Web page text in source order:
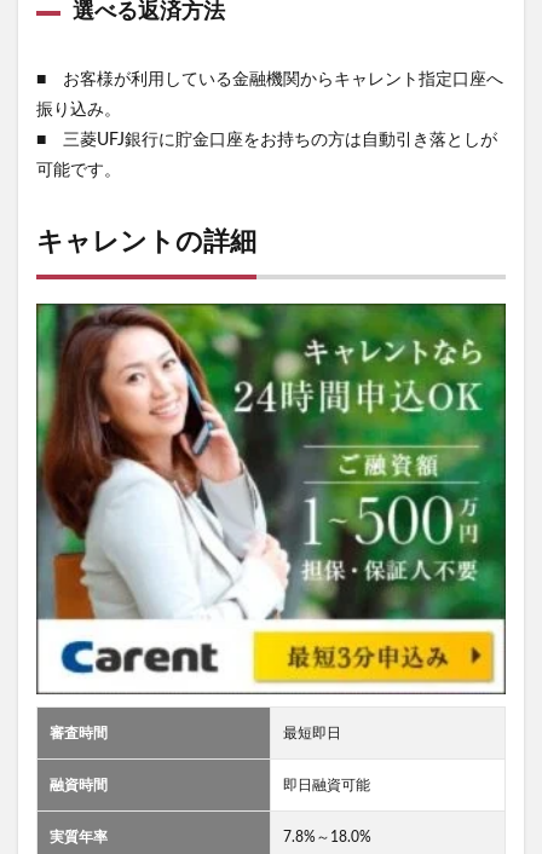
選べる返済方法
■ お客様が利用している金融機関からキャレント指定口座へ
振り込み。
■ 三菱UFJ銀行に貯金口座をお持ちの方は自動引き落としが
可能です。
キャレントの詳細
審査時間 最短即日
融資時間 即日融資可能
実質年率 7.8%～18.0%